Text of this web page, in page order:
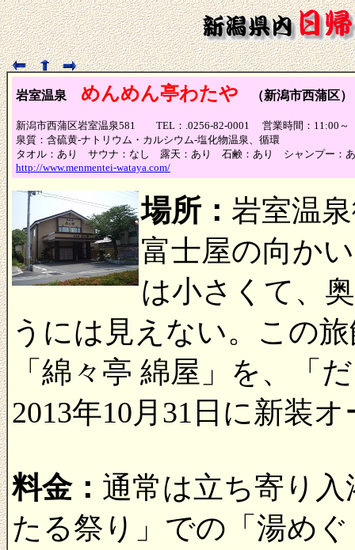
岩室温泉 めんめん亭わたや （新潟市西蒲区
新潟市西蒲区岩室温泉581 TEL：.0256-82-0001 営業時間：
泉質：含硫黄-ナトリウム・カルシウム-塩化物温泉、循環
タオル：あり サウナ：なし 露天：あり 石鹸：あり シャンプー
http://www.menmentei-wataya.com/
場所： 岩室温
富士屋の向か
は小さくて、
うには見えない。この
「綿々亭 綿屋」を、「
2013年10月31日に新装
料金： 通常は立ち寄り
たる祭り」での「湯め